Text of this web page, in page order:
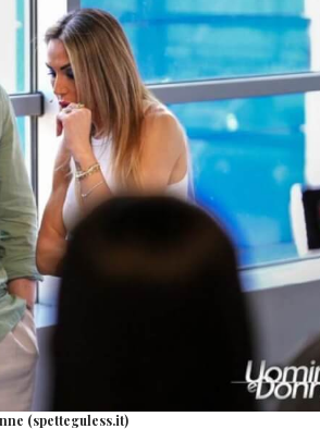
(spetteguless.it)